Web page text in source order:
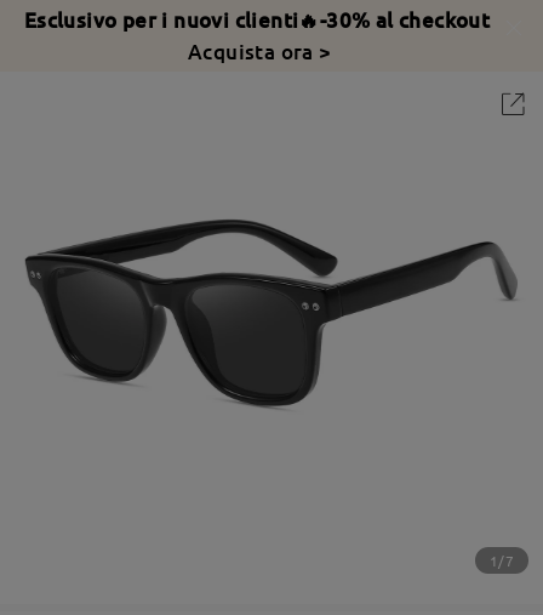
Esclusivo per i nuovi clienti🔥-30% al checkout
Acquista ora >
1/7